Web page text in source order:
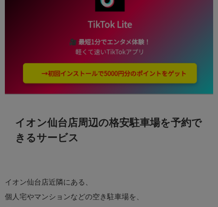
イオン仙台店周辺の格安駐車場を予約で
きるサービス
イオン仙台店近隣にある、
個人宅やマンションなどの空き駐車場を、